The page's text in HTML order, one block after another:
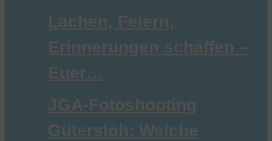
Lachen, Feiern,
Erinnerungen schaffen –
Euer…
JGA-Fotoshooting
Gütersloh: Welche